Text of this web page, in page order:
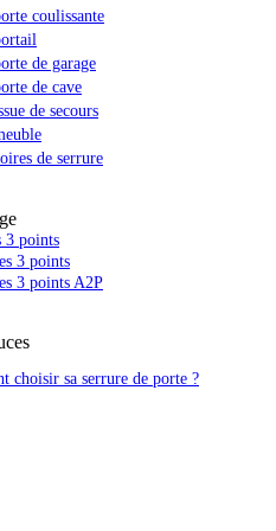
coulissante
de garage
de cave
de secours
de serrure
3 points
3 points
3 points A2P
choisir sa serrure de porte ?